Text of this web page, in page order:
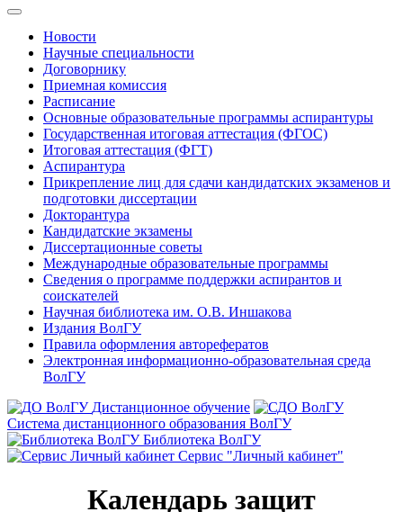
Новости
Научные специальности
Договорнику
Приемная комиссия
Расписание
Основные образовательные программы аспирантуры
Государственная итоговая аттестация (ФГОС)
Итоговая аттестация (ФГТ)
Аспирантура
Прикрепление лиц для сдачи кандидатских экзаменов и
подготовки диссертации
Докторантура
Кандидатские экзамены
Диссертационные советы
Международные образовательные программы
Сведения о программе поддержки аспирантов и
соискателей
Научная библиотека им. О.В. Иншакова
Издания ВолГУ
Правила оформления авторефератов
Электронная информационно-образовательная среда
ВолГУ
Дистанционное обучение
Система дистанционного образования ВолГУ
Библиотека ВолГУ
Сервис "Личный кабинет"
Календарь защит